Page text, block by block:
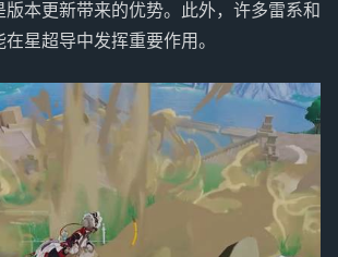
版本更新带来的优势。此外，许多雷系和
星超导中发挥重要作用。